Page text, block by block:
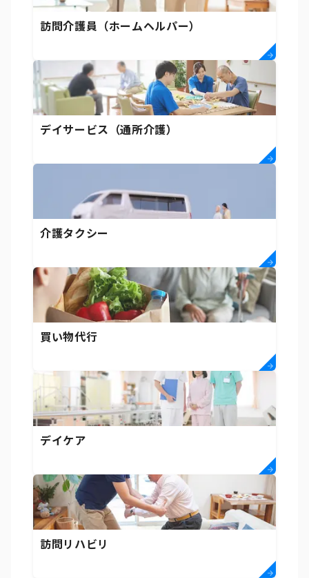
訪問介護員（ホームヘルパー）
デイサービス（通所介護）
介護タクシー
買い物代行
デイケア
訪問リハビリ